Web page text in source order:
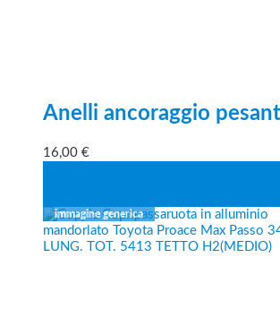
Anelli ancoraggio
16,00 €